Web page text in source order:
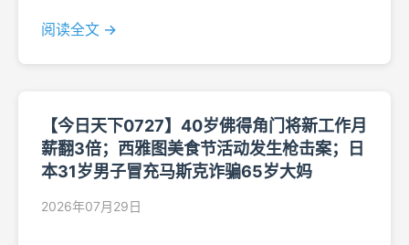
阅读全文 →
【今日天下0727】40岁佛得角门将新工作月
薪翻3倍；西雅图美食节活动发生枪击案；日
本31岁男子冒充马斯克诈骗65岁大妈
2026年07月29日